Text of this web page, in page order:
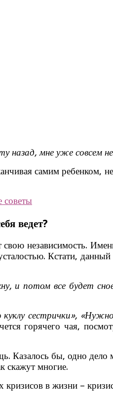
назад, мне уже совсем
самим ребенком,
советы
ведет?
независимость.
Кстати,
и потом все будет
сестрички»,
горячего чая,
бы, одно дело
скажут многие.
в жизни – кризис